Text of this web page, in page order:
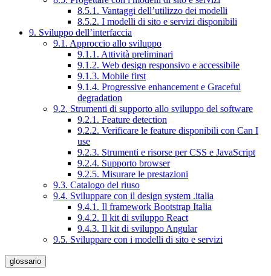
8.5.1. Vantaggi dell’utilizzo dei modelli
8.5.2. I modelli di sito e servizi disponibili
9. Sviluppo dell’interfaccia
9.1. Approccio allo sviluppo
9.1.1. Attività preliminari
9.1.2. Web design responsivo e accessibile
9.1.3. Mobile first
9.1.4. Progressive enhancement e Graceful
degradation
9.2. Strumenti di supporto allo sviluppo del software
9.2.1. Feature detection
9.2.2. Verificare le feature disponibili con Can I
use
9.2.3. Strumenti e risorse per CSS e JavaScript
9.2.4. Supporto browser
9.2.5. Misurare le prestazioni
9.3. Catalogo del riuso
9.4. Sviluppare con il design system .italia
9.4.1. Il framework Bootstrap Italia
9.4.2. Il kit di sviluppo React
9.4.3. Il kit di sviluppo Angular
9.5. Sviluppare con i modelli di sito e servizi
glossario